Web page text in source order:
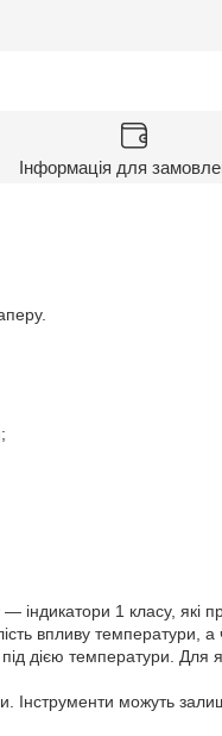
Інформація для
індикатори 1 класу, які
впливу температури, а
дією температури. Для
Інструменти можуть